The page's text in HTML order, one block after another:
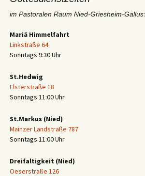
im Pastoralen Raum Nied-Griesheim-Gallus:
Mariä Himmelfahrt
Linkstraße 64
Sonntags 9:30 Uhr
St.Hedwig
Elsterstraße 18
Sonntags 11:00 Uhr
St.Markus (Nied)
Mainzer Landstraße 787
Sonntags 11:00 Uhr
Dreifaltigkeit (Nied)
Oeserstraße 126